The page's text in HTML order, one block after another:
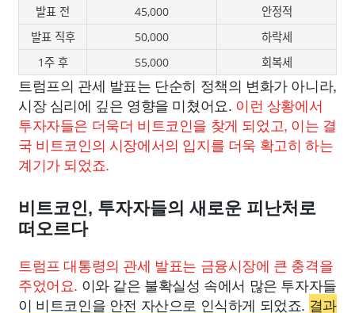
발표 전
45,000
안정적
발표 직후
50,000
하락세
1주 후
55,000 회복세
트럼프의 관세 발표는 단순히 정책의 변화가 아니라,
시장 심리에 깊은 영향을 미쳤어요. 이런 상황에서
투자자들은 더욱더 비트코인을 찾게 되었고, 이는 결
국 비트코인의 시장에서의 입지를 더욱 확고히 하는
계기가 되었죠.
비트코인, 투자자들의 새로운 피난처로
떠오르다
트럼프 대통령의 관세 발표는 금융시장에 큰 충격을
주었어요. 이와 같은 불확실성 속에서 많은 투자자들
이 비트코인을 안전 자산으로 인식하게 되었죠. 결과